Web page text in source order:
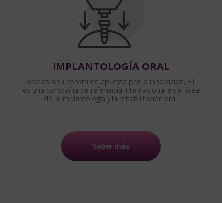
IMPLANTOLOGÍA ORAL
Gracias a su constante apuesta por la innovación, BTI
es una compañía de referencia internacional en el área
de la implantología y la rehabilitación oral.
Saber más